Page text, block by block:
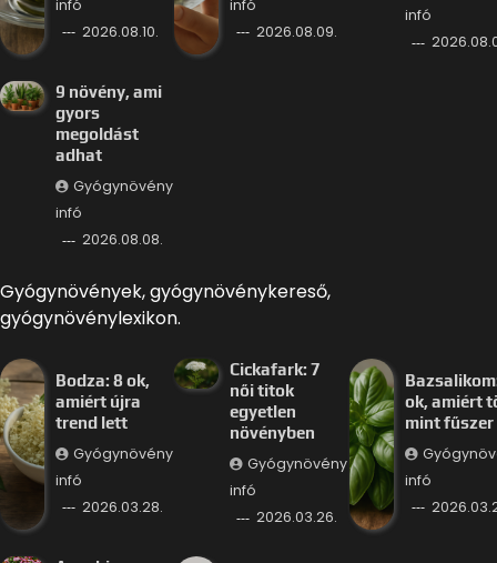
infó
2026.08.10.
infó
2026.08.09.
infó
9 növény, ami
gyors
megoldást
adhat
Gyógynövény
infó
2026.08.08.
Gyógynövények, gyógynövénykereső,
gyógynövénylexikon.
Bodza: 8 ok,
amiért újra
trend lett
Gyógynövény
infó
2026.03.28.
Cickafark: 7
női titok
egyetlen
növényben
Gyógynövény
infó
2026.03.26.
ok, amiért
mint fűszer
infó